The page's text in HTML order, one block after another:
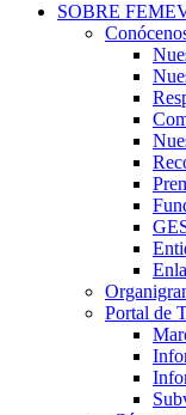
SOBRE
Portal de